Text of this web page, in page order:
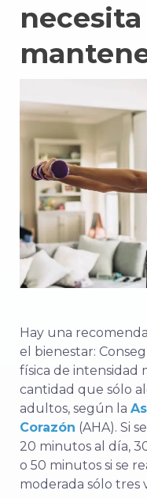
Hay una
el bienestar:
física de intensidad
cantidad que sólo
adultos, según la
Corazón (AHA). Si
20 minutos al día,
o 50 minutos si se
moderada sólo tres